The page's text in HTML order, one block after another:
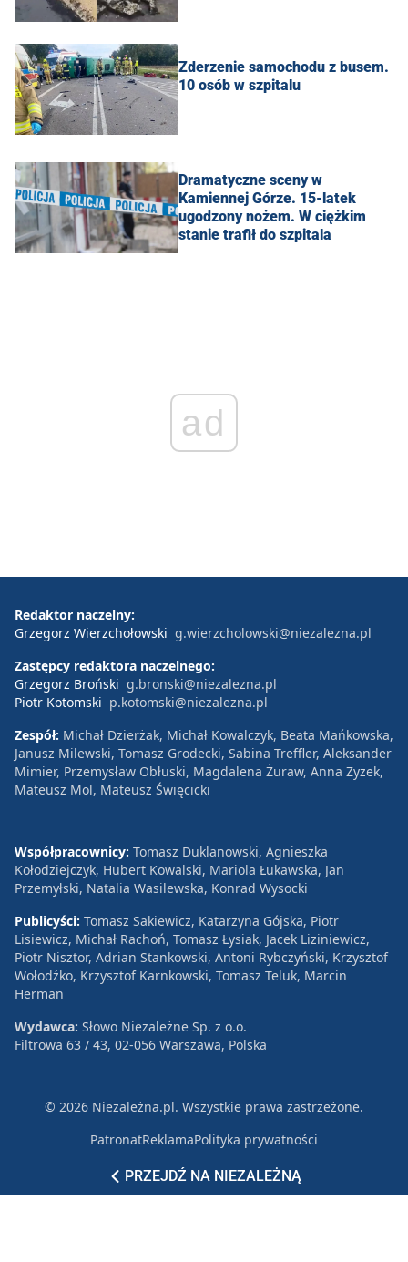
Zderzenie samochodu z busem.
10 osób w szpitalu
Dramatyczne sceny w
Kamiennej Górze. 15-latek
ugodzony nożem. W ciężkim
stanie trafił do szpitala
ad
PRZEJDŹ NA NIEZALEŻNĄ
Redaktor naczelny:
Grzegorz Wierzchołowski g.wierzcholowski@niezalezna.pl
Zastępcy redaktora naczelnego:
Grzegorz Broński g.bronski@niezalezna.pl
Piotr Kotomski p.kotomski@niezalezna.pl
Zespół: Michał Dzierżak, Michał Kowalczyk, Beata Mańkowska,
Janusz Milewski, Tomasz Grodecki, Sabina Treffler, Aleksander
Mimier, Przemysław Obłuski, Magdalena Żuraw, Anna Zyzek,
Mateusz Mol, Mateusz Święcicki
Współpracownicy: Tomasz Duklanowski, Agnieszka
Kołodziejczyk, Hubert Kowalski, Mariola Łukawska, Jan
Przemyłski, Natalia Wasilewska, Konrad Wysocki
Publicyści: Tomasz Sakiewicz, Katarzyna Gójska, Piotr
Lisiewicz, Michał Rachoń, Tomasz Łysiak, Jacek Liziniewicz,
Piotr Nisztor, Adrian Stankowski, Antoni Rybczyński, Krzysztof
Wołodźko, Krzysztof Karnkowski, Tomasz Teluk, Marcin
Herman
Wydawca: Słowo Niezależne Sp. z o.o.
Filtrowa 63 / 43, 02-056 Warszawa, Polska
© 2026 Niezależna.pl. Wszystkie prawa zastrzeżone.
PatronatReklamaPolityka prywatności